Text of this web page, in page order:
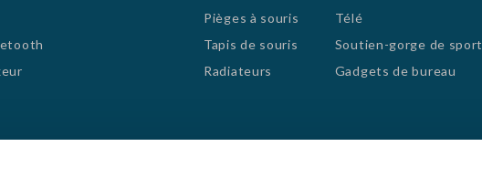
Pièges à souris
Tapis de souris
Radiateurs
Télé
Soutien-gorge de sport
Gadgets de bureau